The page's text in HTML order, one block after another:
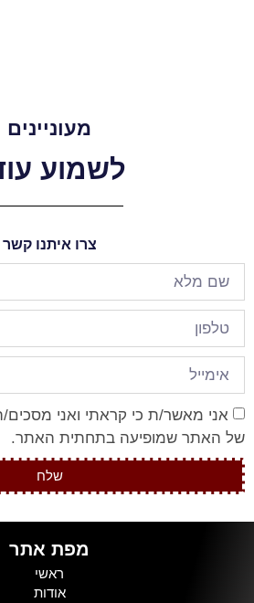
מעוניינים
לשמוע
צרו איתנו קשר
אני מאשר/ת כי קראתי ואני
של האתר שמופיעה בתחתית האתר.
שלח
מפת אתר
ראשי
אודות